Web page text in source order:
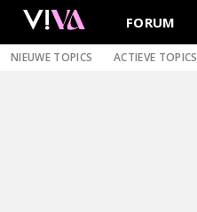
FORUM
NIEUWE TOPICS ACTIEVE TOPICS